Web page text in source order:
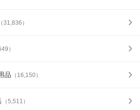
（31,836 ）
）
品 （ 16,150）
（5,511 ）